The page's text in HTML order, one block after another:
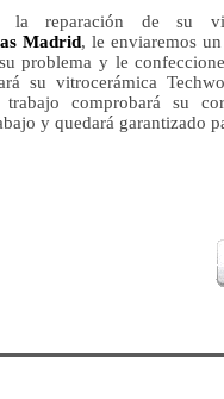
la reparación de su
Madrid, le enviaremos
problema y le
su vitrocerámica
comprobará su
y quedará garantizado